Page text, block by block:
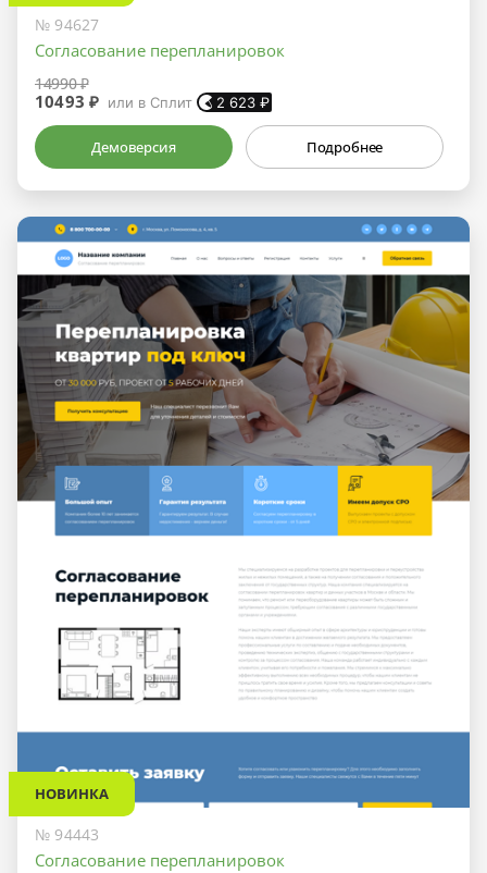
№ 94627
Согласование перепланировок
14990 ₽
10493 ₽ или в Сплит 2 623 ₽
Демоверсия Подробнее
НОВИНКА
№ 94443
Согласование перепланировок